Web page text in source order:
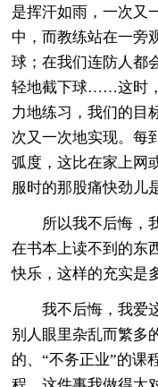
是挥汗如雨，一次又
中，而教练站在一旁
球；在我们连防人都
轻地截下球……这时
力地练习，我们的目
次又一次地实现。每
弧度，这比在家上网
服时的那股痛快劲儿
所以我不后悔，
在书本上读不到的东
快乐，这样的充实是
我不后悔，我爱
别人眼里杂乱而繁多
的、“不务正业”的课